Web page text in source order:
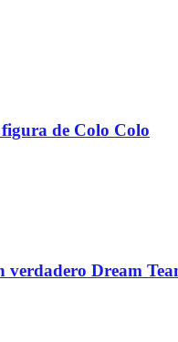
de Colo Colo
verdadero Dream